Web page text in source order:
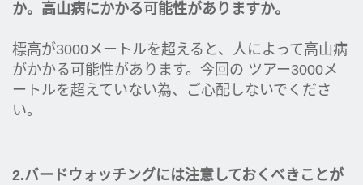
か。 高山病にかかる可能性がありますか。
標高が3000メートルを超えると、人によって高山病
がかかる可能性があります。今回の ツアー3000メ
ートルを超えていない為、ご心配しないでくださ
い。
2.バードウォッチングには注意しておくべきことが